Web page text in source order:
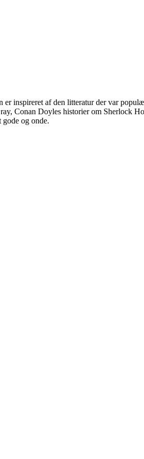
er inspireret af den litteratur der var
Conan Doyles historier om Sherlock
gode og onde.